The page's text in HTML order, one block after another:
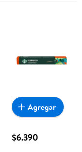
$6.390
Agregar